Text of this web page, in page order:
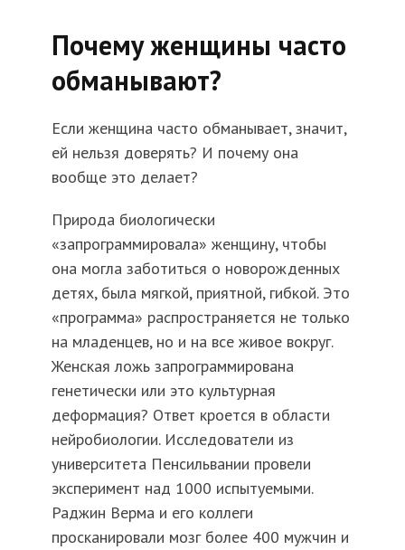
Почему женщины часто
обманывают?
Если женщина часто обманывает, значит,
ей нельзя доверять? И почему она
вообще это делает?
Природа биологически
«запрограммировала» женщину, чтобы
она могла заботиться о новорожденных
детях, была мягкой, приятной, гибкой. Это
«программа» распространяется не только
на младенцев, но и на все живое вокруг.
Женская ложь запрограммирована
генетически или это культурная
деформация? Ответ кроется в области
нейробиологии. Исследователи из
университета Пенсильвании провели
эксперимент над 1000 испытуемыми.
Раджин Верма и его коллеги
просканировали мозг более 400 мужчин и